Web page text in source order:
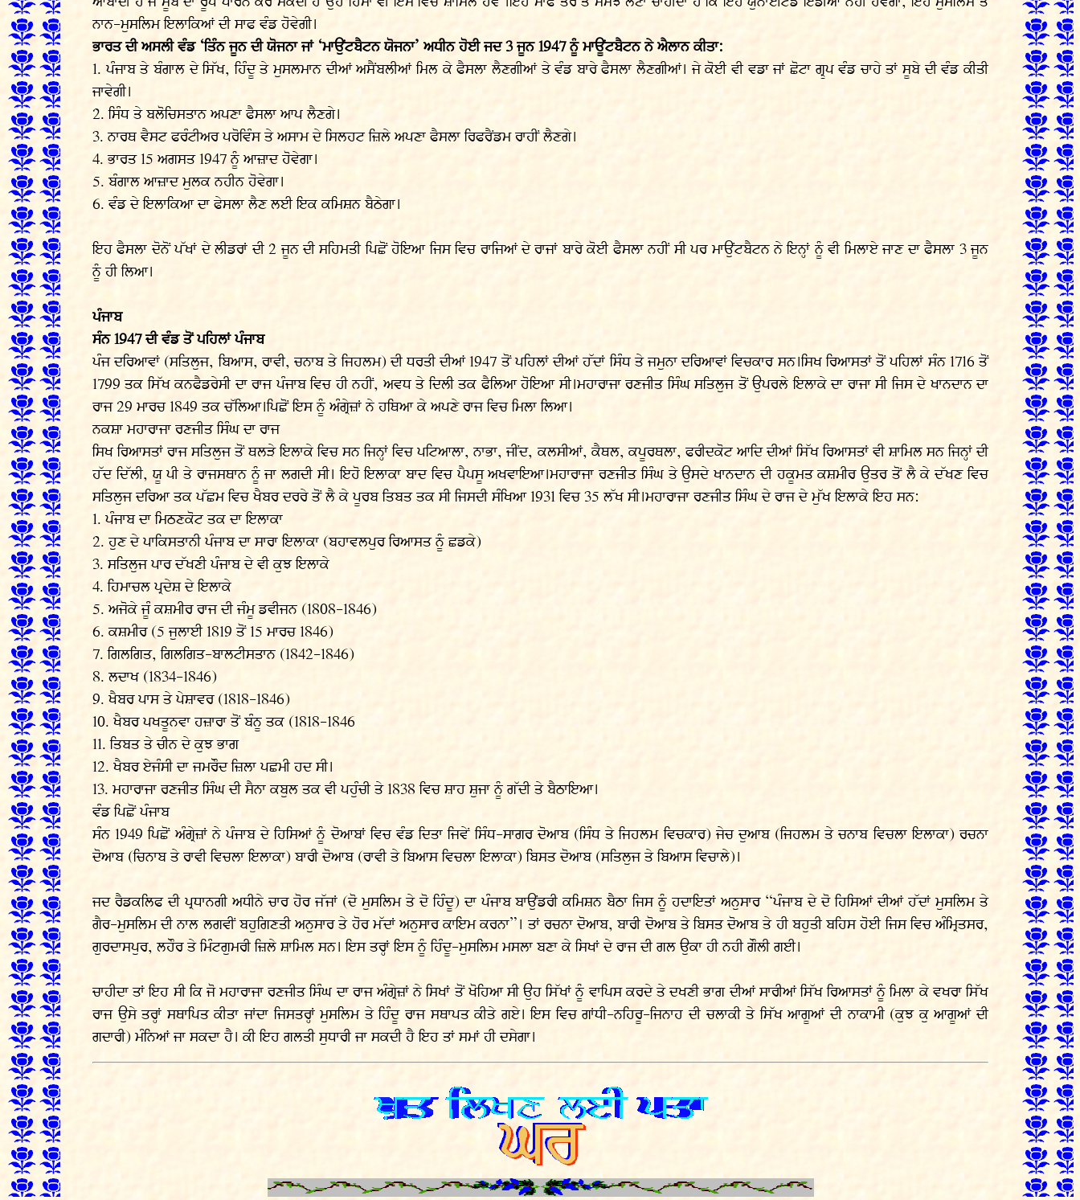
ਨਾਨ-ਮੁਸਲਿਮ ਇਲਾਕਿਆਂ ਦੀ ਸਾਫ ਵੰਡ ਹੋਵੇਗੀ।
ਭਾਰਤ ਦੀ ਅਸਲੀ ਵੰਡ ‘ਤਿੰਨ ਜੂਨ ਦੀ ਯੋਜਨਾ ਜਾਂ ‘ਮਾਉਂਟਬੈਟਨ ਯੋਜਨਾ’ ਅਧੀਨ ਹੋਈ ਜਦ 3 ਜੂਨ 1947 ਨੂੰ ਮਾਊਂਟਬੈਟਨ ਨੇ ਐਲਾਨ ਕੀਤਾ:
1. ਪੰਜਾਬ ਤੇ ਬੰਗਾਲ ਦੇ ਸਿੱਖ, ਹਿੰਦੂ ਤੇ ਮੁਸਲਮਾਨ ਦੀਆਂ ਅਸੈਂਬਲੀਆਂ ਮਿਲ ਕੇ ਫੈਸਲਾ ਲੈਣਗੀਆਂ ਤੇ ਵੰਡ ਬਾਰੇ ਫੈਸਲਾ ਲੈਣਗੀਆਂ। ਜੇ ਕੋਈ ਵੀ ਵਡਾ ਜਾਂ ਛੋਟਾ ਗ੍ਰੁਪ ਵੰਡ ਚਾਹੇ ਤਾਂ ਸੂਬੇ ਦੀ ਵੰਡ ਕੀਤੀ
ਜਾਵੇਗੀ।
2. ਸਿੰਧ ਤੇ ਬਲੋਚਿਸਤਾਨ ਅਪਣਾ ਫੈਸਲਾ ਆਪ ਲੈਣਗੇ।
3. ਨਾਰਥ ਵੈਸਟ ਫਰੰਟੀਅਰ ਪਰੋਵਿੰਸ ਤੇ ਅਸਾਮ ਦੇ ਸਿਲਹਟ ਜ਼ਿਲੇ ਅਪਣਾ ਫੈਸਲਾ ਰਿਫਰੈਂਡਮ ਰਾਹੀਂ ਲੈਣਗੇ।
4. ਭਾਰਤ 15 ਅਗਸਤ 1947 ਨੂੰ ਆਜ਼ਾਦ ਹੋਵੇਗਾ।
5. ਬੰਗਾਲ ਆਜ਼ਾਦ ਮੁਲਕ ਨਹੀਨ ਹੋਵੇਗਾ।
6. ਵੰਡ ਦੇ ਇਲਾਕਿਆ ਦਾ ਫੇਸਲਾ ਲੈਣ ਲਈ ਇਕ ਕਮਿਸ਼ਨ ਬੈਠੇਗਾ।
ਇਹ ਫੈਸਲਾ ਦੋਨੋਂ ਪੱਖਾਂ ਦੇ ਲੀਡਰਾਂ ਦੀ 2 ਜੂਨ ਦੀ ਸਹਿਮਤੀ ਪਿਛੋਂ ਹੋਇਆ ਜਿਸ ਵਿਚ ਰਾਜਿਆਂ ਦੇ ਰਾਜਾਂ ਬਾਰੇ ਕੋਈ ਫੈਸਲਾ ਨਹੀਂ ਸੀ ਪਰ ਮਾਉਂਟਬੈਟਨ ਨੇ ਇਨ੍ਹਾਂ ਨੂੰ ਵੀ ਮਿਲਾਏ ਜਾਣ ਦਾ ਫੈਸਲਾ 3 ਜੂਨ
ਨੂੰ ਹੀ ਲਿਆ।
ਪੰਜਾਬ
ਸੰਨ 1947 ਦੀ ਵੰਡ ਤੋਂ ਪਹਿਲਾਂ ਪੰਜਾਬ
ਪੰਜ ਦਰਿਆਵਾਂ (ਸਤਿਲੁਜ, ਬਿਆਸ, ਰਾਵੀ, ਚਨਾਬ ਤੇ ਜਿਹਲਮ) ਦੀ ਧਰਤੀ ਦੀਆਂ 1947 ਤੋਂ ਪਹਿਲਾਂ ਦੀਆਂ ਹੱਦਾਂ ਸਿੰਧ ਤੇ ਜਮੁਨਾ ਦਰਿਆਵਾਂ ਵਿਚਕਾਰ ਸਨ।ਸਿਖ ਰਿਆਸਤਾਂ ਤੋਂ ਪਹਿਲਾਂ ਸੰਨ 1716 ਤੋਂ
1799 ਤਕ ਸਿੱਖ ਕਨਫੈਡਰੇਸੀ ਦਾ ਰਾਜ ਪੰਜਾਬ ਵਿਚ ਹੀ ਨਹੀਂ, ਅਵਧ ਤੇ ਦਿਲੀ ਤਕ ਫੈਲਿਆ ਹੋਇਆ ਸੀ।ਮਹਾਰਾਜਾ ਰਣਜੀਤ ਸਿੰਘ ਸਤਿਲੁਜ ਤੋਂ ਉਪਰਲੇ ਇਲਾਕੇ ਦਾ ਰਾਜਾ ਸੀ ਜਿਸ ਦੇ ਖਾਨਦਾਨ ਦਾ
ਰਾਜ 29 ਮਾਰਚ 1849 ਤਕ ਚੱਲਿਆ।ਪਿਛੋਂ ਇਸ ਨੂੰ ਅੰਗ੍ਰੇਜ਼ਾਂ ਨੇ ਹਥਿਆ ਕੇ ਅਪਣੇ ਰਾਜ ਵਿਚ ਮਿਲਾ ਲਿਆ।
ਨਕਸ਼ਾ ਮਹਾਰਾਜਾ ਰਣਜੀਤ ਸਿੰਘ ਦਾ ਰਾਜ
ਸਿਖ ਰਿਆਸਤਾਂ ਰਾਜ ਸਤਿਲੁਜ ਤੋਂ ਥਲੜੇ ਇਲਾਕੇ ਵਿਚ ਸਨ ਜਿਨ੍ਹਾਂ ਵਿਚ ਪਟਿਆਲਾ, ਨਾਭਾ, ਜੀਂਦ, ਕਲਸੀਆਂ, ਕੈਥਲ, ਕਪੂਰਥਲਾ, ਫਰੀਦਕੋਟ ਆਦਿ ਦੀਆਂ ਸਿੱਖ ਰਿਆਸਤਾਂ ਵੀ ਸ਼ਾਮਿਲ ਸਨ ਜਿਨ੍ਹਾਂ ਦੀ
ਹੱਦ ਦਿੱਲੀ, ਯੂ ਪੀ ਤੇ ਰਾਜਸਥਾਨ ਨੂੰ ਜਾ ਲਗਦੀ ਸੀ। ਇਹੋ ਇਲਾਕਾ ਬਾਦ ਵਿਚ ਪੈਪਸੂ ਅਖਵਾਇਆ।ਮਹਾਰਾਜਾ ਰਣਜੀਤ ਸਿੰਘ ਤੇ ਉਸਦੇ ਖਾਨਦਾਨ ਦੀ ਹਕੂਮਤ ਕਸ਼ਮੀਰ ਉਤਰ ਤੋਂ ਲੈ ਕੇ ਦੱਖਣ ਵਿਚ
ਸਤਿਲੁਜ ਦਰਿਆ ਤਕ ਪੱਛਮ ਵਿਚ ਖੈਬਰ ਦਰਰੇ ਤੋਂ ਲੈ ਕੇ ਪੂਰਬ ਤਿਬਤ ਤਕ ਸੀ ਜਿਸਦੀ ਸੰਖਿਆ 1931 ਵਿਚ 35 ਲੱਖ ਸੀ।ਮਹਾਰਾਜਾ ਰਣਜੀਤ ਸਿੰਘ ਦੇ ਰਾਜ ਦੇ ਮੁੱਖ ਇਲਾਕੇ ਇਹ ਸਨ:
1. ਪੰਜਾਬ ਦਾ ਮਿਠਣਕੋਟ ਤਕ ਦਾ ਇਲਾਕਾ
2. ਹੁਣ ਦੇ ਪਾਕਿਸਤਾਨੀ ਪੰਜਾਬ ਦਾ ਸਾਰਾ ਇਲਾਕਾ (ਬਹਾਵਲਪੁਰ ਰਿਆਸਤ ਨੂੰ ਛਡਕੇ)
3. ਸਤਿਲੁਜ ਪਾਰ ਦੱਖਣੀ ਪੰਜਾਬ ਦੇ ਵੀ ਕੁਝ ਇਲਾਕੇ
4. ਹਿਮਾਚਲ ਪ੍ਰਦੇਸ਼ ਦੇ ਇਲਾਕੇ
5. ਅਜੋਕੇ ਜੂੰ ਕਸ਼ਮੀਰ ਰਾਜ ਦੀ ਜੰਮੂ ਡਵੀਜਨ (1808-1846)
6. ਕਸ਼ਮੀਰ (5 ਜੁਲਾਈ 1819 ਤੋਂ 15 ਮਾਰਚ 1846)
7. ਗਿਲਗਿਤ, ਗਿਲਗਿਤ-ਬਾਲਟੀਸਤਾਨ (1842-1846)
8. ਲਦਾਖ (1834-1846)
9. ਖੈਬਰ ਪਾਸ ਤੇ ਪੇਸ਼ਾਵਰ (1818-1846)
10. ਖੈਬਰ ਪਖਤੂਨਵਾ ਹਜ਼ਾਰਾ ਤੋਂ ਬੰਨੂ ਤਕ (1818-1846
11. ਤਿਬਤ ਤੇ ਚੀਨ ਦੇ ਕੁਝ ਭਾਗ
12. ਖੈਬਰ ਏਜੰਸੀ ਦਾ ਜਮਰੌਦ ਜ਼ਿਲਾ ਪਛਮੀ ਹਦ ਸੀ।
13. ਮਹਾਰਾਜਾ ਰਣਜੀਤ ਸਿੰਘ ਦੀ ਸੈਨਾ ਕਬੁਲ ਤਕ ਵੀ ਪਹੁੰਚੀ ਤੇ 1838 ਵਿਚ ਸ਼ਾਹ ਸ਼ੁਜਾ ਨੂੰ ਗੱਦੀ ਤੇ ਬੈਠਾਇਆ।
ਵੰਡ ਪਿਛੋਂ ਪੰਜਾਬ
ਸੰਨ 1949 ਪਿਛੋਂ ਅੰਗ੍ਰੇਜ਼ਾਂ ਨੇ ਪੰਜਾਬ ਦੇ ਹਿਸਿਆਂ ਨੂੰ ਦੋਆਬਾਂ ਵਿਚ ਵੰਡ ਦਿਤਾ ਜਿਵੇਂ ਸਿੰਧ-ਸਾਗਰ ਦੋਆਬ (ਸਿੰਧ ਤੇ ਜਿਹਲਮ ਵਿਚਕਾਰ) ਜੇਚ ਦੁਆਬ (ਜਿਹਲਮ ਤੇ ਚਨਾਬ ਵਿਚਲਾ ਇਲਾਕਾ) ਰਚਨਾ
ਦੋਆਬ (ਚਿਨਾਬ ਤੇ ਰਾਵੀ ਵਿਚਲਾ ਇਲਾਕਾ) ਬਾਰੀ ਦੋਆਬ (ਰਾਵੀ ਤੇ ਬਿਆਸ ਵਿਚਲਾ ਇਲਾਕਾ) ਬਿਸਤ ਦੋਆਬ (ਸਤਿਲੁਜ ਤੇ ਬਿਆਸ ਵਿਚਾਲੇ)।
ਜਦ ਰੈਡਕਲਿਫ ਦੀ ਪ੍ਰਧਾਨਗੀ ਅਧੀਨੇ ਚਾਰ ਹੋਰ ਜੱਜਾਂ (ਦੋ ਮੁਸਲਿਮ ਤੇ ਦੋ ਹਿੰਦੂ) ਦਾ ਪੰਜਾਬ ਬਾਉਂਡਰੀ ਕਮਿਸ਼ਨ ਬੈਠਾ ਜਿਸ ਨੂੰ ਹਦਾਇਤਾਂ ਅਨੁਸਾਰ “ਪੰਜਾਬ ਦੇ ਦੋ ਹਿਸਿਆਂ ਦੀਆਂ ਹੱਦਾਂ ਮੁਸਲਿਮ ਤੇ
ਗੈਰ-ਮੁਸਲਿਮ ਦੀ ਨਾਲ ਲਗਵੀਂ ਬਹੁਗਿਣਤੀ ਅਨੁਸਾਰ ਤੇ ਹੋਰ ਮੱਦਾਂ ਅਨੁਸਾਰ ਕਾਇਮ ਕਰਨਾ”। ਤਾਂ ਰਚਨਾ ਦੋਆਬ, ਬਾਰੀ ਦੋਆਬ ਤੇ ਬਿਸਤ ਦੋਆਬ ਤੇ ਹੀ ਬਹੁਤੀ ਬਹਿਸ ਹੋਈ ਜਿਸ ਵਿਚ ਅੰਮ੍ਰਿਤਸਰ,
ਗੁਰਦਾਸਪੁਰ, ਲਹੌਰ ਤੇ ਮਿੰਟਗੁਮਰੀ ਜ਼ਿਲੇ ਸ਼ਾਮਿਲ ਸਨ। ਇਸ ਤਰ੍ਹਾਂ ਇਸ ਨੂੰ ਹਿੰਦੂ-ਮੁਸਲਿਮ ਮਸਲਾ ਬਣਾ ਕੇ ਸਿਖਾਂ ਦੇ ਰਾਜ ਦੀ ਗਲ ਉਕਾ ਹੀ ਨਹੀ ਗੌਲੀ ਗਈ।
ਚਾਹੀਦਾ ਤਾਂ ਇਹ ਸੀ ਕਿ ਜੋ ਮਹਾਰਾਜਾ ਰਣਜੀਤ ਸਿੰਘ ਦਾ ਰਾਜ ਅੰਗ੍ਰੇਜ਼ਾਂ ਨੇ ਸਿਖਾਂ ਤੋਂ ਖੋਹਿਆ ਸੀ ਉਹ ਸਿੱਖਾਂ ਨੂੰ ਵਾਪਿਸ ਕਰਦੇ ਤੇ ਦਖਣੀ ਭਾਗ ਦੀਆਂ ਸਾਰੀਆਂ ਸਿੱਖ ਰਿਆਸਤਾਂ ਨੂੰ ਮਿਲਾ ਕੇ ਵਖਰਾ ਸਿੱਖ
ਰਾਜ ਉਸੇ ਤਰ੍ਹਾਂ ਸਥਾਪਿਤ ਕੀਤਾ ਜਾਂਦਾ ਜਿਸਤਰ੍ਹਾਂ ਮੁਸਲਿਮ ਤੇ ਹਿੰਦੂ ਰਾਜ ਸਥਾਪਤ ਕੀਤੇ ਗਏ। ਇਸ ਵਿਚ ਗਾਂਧੀ-ਨਹਿਰੂ-ਜਿਨਾਹ ਦੀ ਚਲਾਕੀ ਤੇ ਸਿੱਖ ਆਗੂਆਂ ਦੀ ਨਾਕਾਮੀ (ਕੁਝ ਕੁ ਆਗੂਆਂ ਦੀ
ਗਦਾਰੀ) ਮੰਨਿਆਂ ਜਾ ਸਕਦਾ ਹੈ। ਕੀ ਇਹ ਗਲਤੀ ਸੁਧਾਰੀ ਜਾ ਸਕਦੀ ਹੈ ਇਹ ਤਾਂ ਸਮਾਂ ਹੀ ਦਸੇਗਾ।